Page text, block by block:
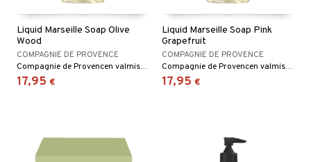
Liquid Marseille Soap Olive
Wood
COMPAGNIE DE PROVENCE
Compagnie de Provencen valmistama nestesaippua, jossa on raikas ja aistillinen tuoksu.
17,95 €
Liquid Marseille Soap Pink
Grapefruit
COMPAGNIE DE PROVENCE
Compagnie de Provencen valmistama nestemäinen, sulfaatiton saippua, jossa on raikas vaaleanpunaisen greipin tuoksu.
17,95 €